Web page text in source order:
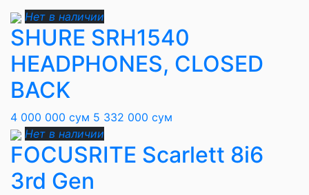
Нет в наличии
SHURE SRH1540
HEADPHONES, CLOSED
BACK
4 000 000 сум 5 332 000 сум
Нет в наличии
FOCUSRITE Scarlett 8i6
3rd Gen